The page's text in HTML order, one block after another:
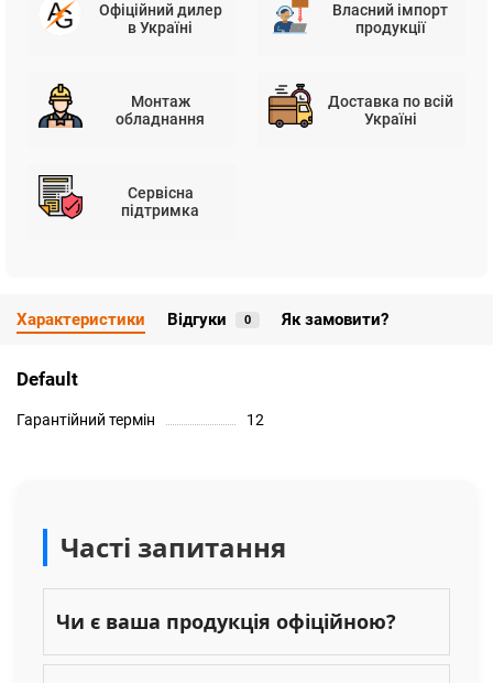
Офіційний дилер
в Україні
Власний імпорт
продукції
Монтаж
обладнання
Доставка по всій
Україні
Сервісна
підтримка
Характеристики Відгуки 0 Як замовити?
Default
Гарантійний термін 12
Часті запитання
Чи є ваша продукція офіційною?